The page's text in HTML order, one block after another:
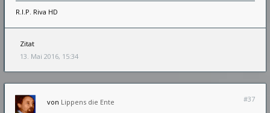
R.I.P. Riva HD
Zitat
13. Mai 2016, 15:34
#37
von Lippens die Ente